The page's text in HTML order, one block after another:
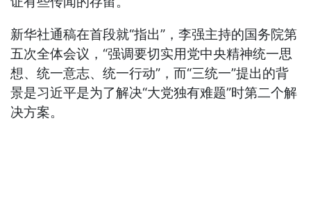
新华社通稿在首段就“指出”，李强主持的国务院第
五次全体会议，“强调要切实用党中央精神统一思
想、统一意志、统一行动”，而“三统一”提出的背
景是习近平是为了解决“大党独有难题”时第二个解
决方案。